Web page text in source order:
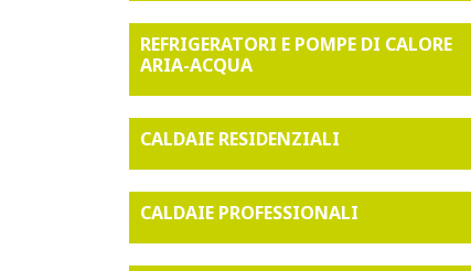
REFRIGERATORI E POMPE DI CALORE
ARIA-ACQUA
CALDAIE RESIDENZIALI
CALDAIE PROFESSIONALI